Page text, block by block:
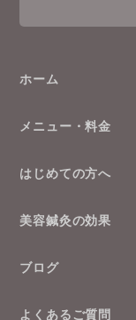
ホーム
メニュー・料金
はじめての方へ
美容鍼灸の効果
ブログ
よくあるご質問